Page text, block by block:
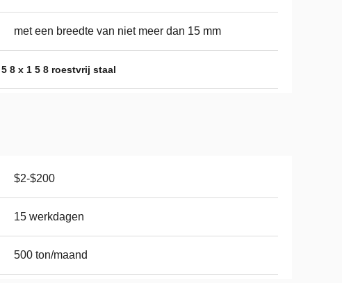
met een breedte van niet meer dan 15 mm
5 8 x 1 5 8 roestvrij staal
$2-$200
15 werkdagen
500 ton/maand